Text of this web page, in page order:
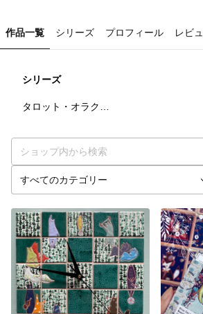
作品一覧 シリーズ プロフィール レビ
シリーズ